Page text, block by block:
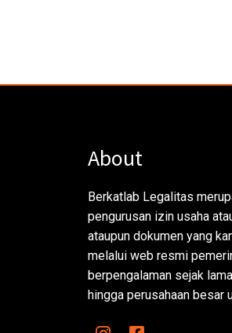
About
Berkatlab Legalitas
pengurusan izin usaha
ataupun dokumen yang
melalui web resmi
berpengalaman sejak
hingga perusahaan besar